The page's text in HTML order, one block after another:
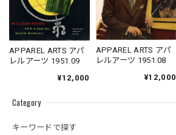
Category
キーワードで探す
APPAREL ARTS アパ
レルアーツ 1951.09
¥12,000
APPAREL ARTS アパ
レルアーツ 1951.08
¥12,000